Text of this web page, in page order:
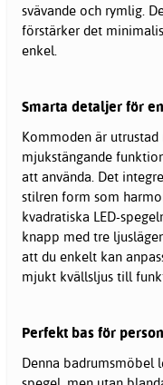
svävande och rymlig.
förstärker det
enkel.
Smarta detaljer för
Kommoden är
mjukstängande
att använda. Det
stilren form som
kvadratiska LED-
knapp med tre
att du enkelt kan
mjukt kvällsljus till
Perfekt bas för
Denna badrumsmöbel